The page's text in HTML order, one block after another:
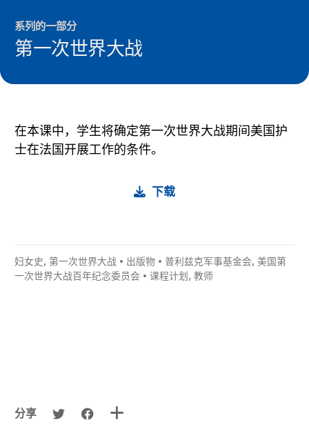
系列的一部分
第一次世界大战
在本课中，学生将确定第一次世界大战期间美国护
士在法国开展工作的条件。
下载
妇女史, 第一次世界大战 • 出版物 • 普利兹克军事基金会, 美国第
一次世界大战百年纪念委员会 • 课程计划 , 教师
分享